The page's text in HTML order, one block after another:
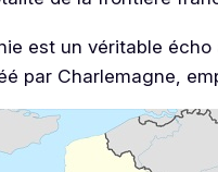
est un véritable
par Charlemagne,